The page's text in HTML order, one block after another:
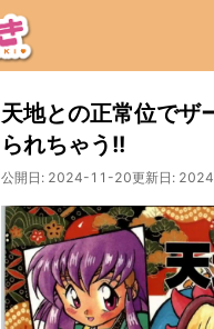
天地との正常位でザ
られちゃう!!
公開日: 2024-11-20更新日: